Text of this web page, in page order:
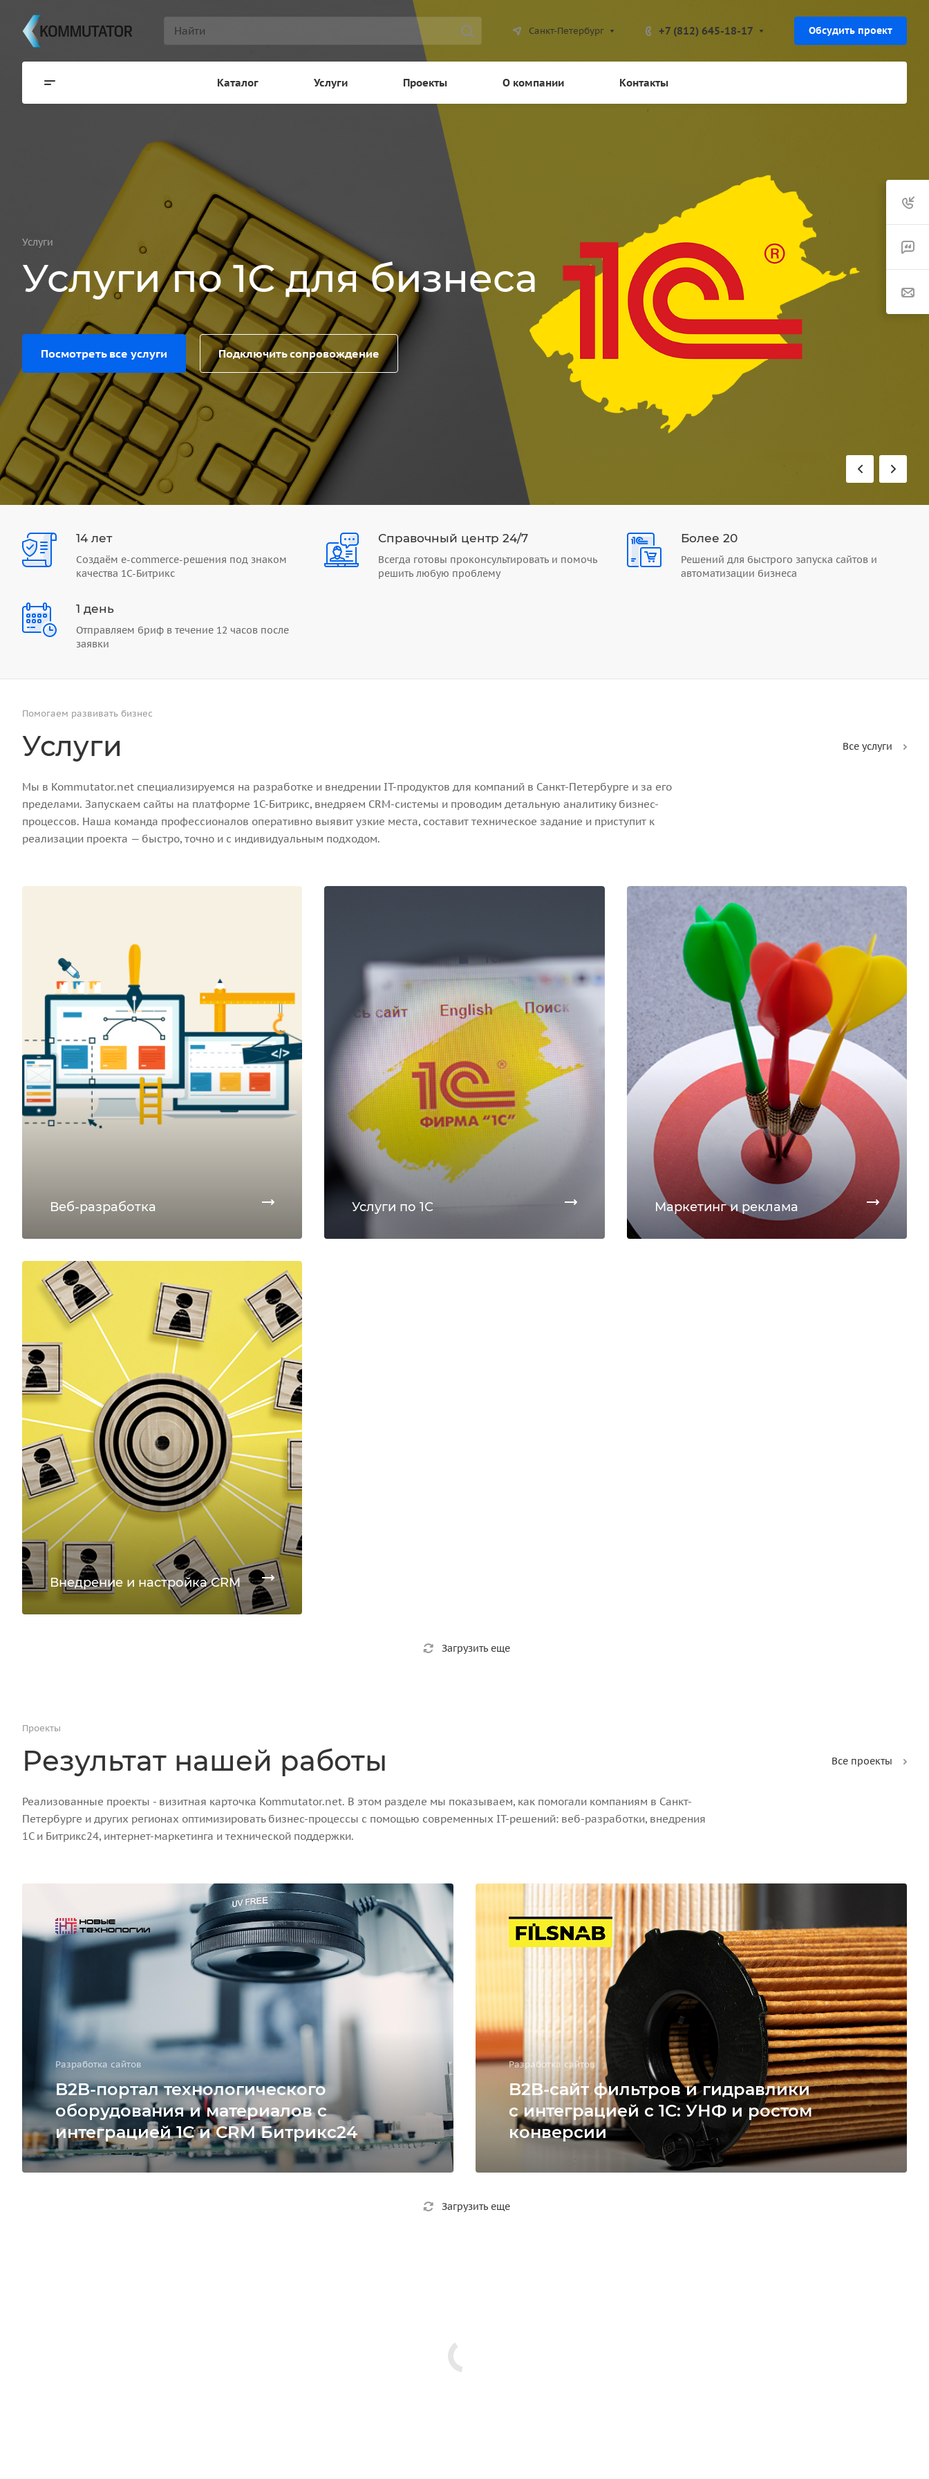
Санкт-Петербург +7 (812) 645-18-17 Обсудить проект
Каталог Услуги Проекты О компании Контакты
Услуги
Услуги по 1С для бизнеса
Посмотреть все услуги Подключить сопровождение
14 лет
Создаём e-commerce-решения под знаком
качества 1С-Битрикс
Справочный центр 24/7
Всегда готовы проконсультировать и помочь
решить любую проблему
Более 20
Решений для быстрого запуска сайтов и
автоматизации бизнеса
1 день
Отправляем бриф в течение 12 часов после
заявки
Помогаем развивать бизнес
Услуги Все услуги
Мы в Kommutator.net специализируемся на разработке и внедрении IT-продуктов для компаний в Санкт-Петербурге и за его
пределами. Запускаем сайты на платформе 1С-Битрикс, внедряем CRM-системы и проводим детальную аналитику бизнес-
процессов. Наша команда профессионалов оперативно выявит узкие места, составит техническое задание и приступит к
реализации проекта — быстро, точно и с индивидуальным подходом.
Веб-разработка Услуги по 1С Маркетинг и реклама
Внедрение и настройка CRM
Загрузить еще
Проекты
Результат нашей работы Все проекты
Реализованные проекты - визитная карточка Kommutator.net. В этом разделе мы показываем, как помогали компаниям в Санкт-
Петербурге и других регионах оптимизировать бизнес-процессы с помощью современных IT-решений: веб-разработки, внедрения
1С и Битрикс24, интернет-маркетинга и технической поддержки.
Разработка сайтов
B2B-портал технологического
оборудования и материалов с
интеграцией 1С и CRM Битрикс24
Разработка сайтов
B2B-сайт фильтров и гидравлики
с интеграцией с 1С: УНФ и ростом
конверсии
Загрузить еще